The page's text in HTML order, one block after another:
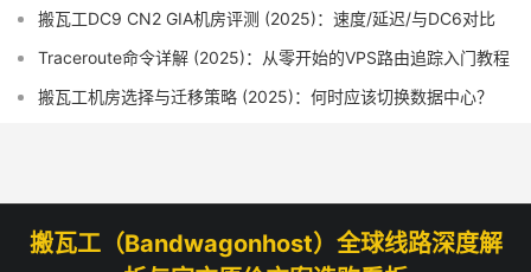
搬瓦工DC9 CN2 GIA机房评测 (2025)：速度/延迟/与DC6对比
Traceroute命令详解 (2025)：从零开始的VPS路由追踪入门教程
搬瓦工机房选择与迁移策略 (2025)：何时应该切换数据中心？
搬瓦工（Bandwagonhost）全球线路深度解